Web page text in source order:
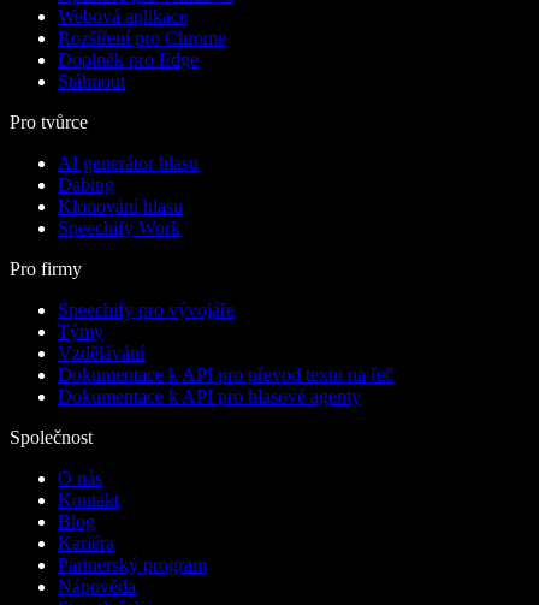
Webová aplikace
Rozšíření pro Chrome
Doplněk pro Edge
Stáhnout
Pro tvůrce
AI generátor hlasu
Dabing
Klonování hlasu
Speechify Work
Pro firmy
Speechify pro vývojáře
Týmy
Vzdělávání
Dokumentace k API pro převod textu na řeč
Dokumentace k API pro hlasové agenty
Společnost
O nás
Kontakt
Blog
Kariéra
Partnerský program
Nápověda